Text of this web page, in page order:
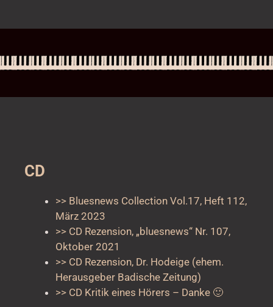
CD
>> Bluesnews Collection Vol.17, Heft 112,
März 2023
>> CD Rezension, „bluesnews“ Nr. 107,
Oktober 2021
>> CD Rezension, Dr. Hodeige (ehem.
Herausgeber Badische Zeitung)
>> CD Kritik eines Hörers – Danke 🙂